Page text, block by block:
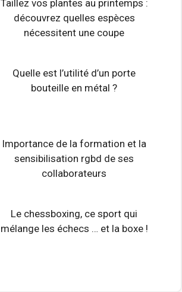
Taillez vos plantes au printemps :
découvrez quelles espèces
nécessitent une coupe
Quelle est l’utilité d’un porte
bouteille en métal ?
Importance de la formation et la
sensibilisation rgbd de ses
collaborateurs
Le chessboxing, ce sport qui
mélange les échecs … et la boxe !